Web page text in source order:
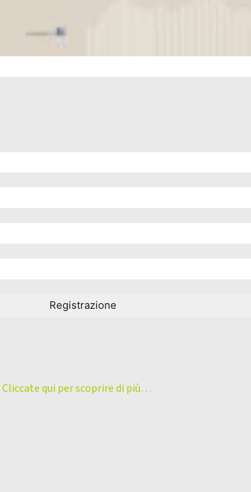
Cliccate qui per scoprire di più…